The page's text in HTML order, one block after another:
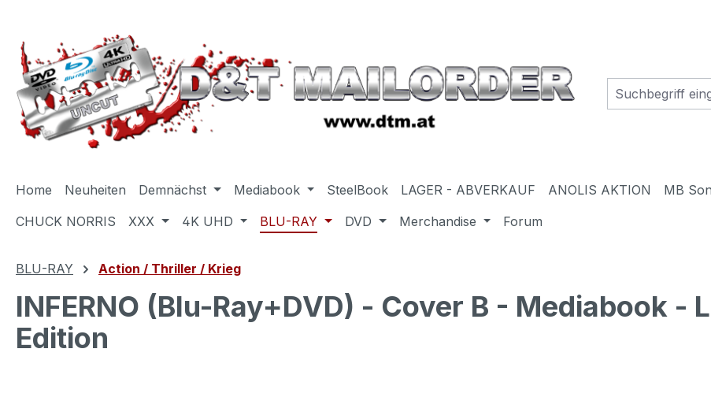
Home Neuheiten Demnächst Mediabook SteelBook LAGER - ABVERKAUF ANOLIS AKTION MB
CHUCK NORRIS
XXX 4K UHD BLU-RAY DVD Merchandise Forum
BLU-RAY Action / Thriller / Krieg
INFERNO (Blu-Ray+DVD) - Cover B - Mediabook -
Edition